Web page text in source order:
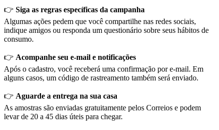
👉 Siga as regras específicas da campanha
Algumas ações pedem que você compartilhe nas redes sociais,
indique amigos ou responda um questionário sobre seus hábitos de
consumo.
👉 Acompanhe seu e-mail e notificações
Após o cadastro, você receberá uma confirmação por e-mail. Em
alguns casos, um código de rastreamento também será enviado.
👉 Aguarde a entrega na sua casa
As amostras são enviadas gratuitamente pelos Correios e podem
levar de 20 a 45 dias úteis para chegar.